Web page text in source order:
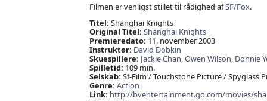
Filmen er venligst stillet til rådighed afSF/Fox.
Titel: Shanghai Knights
Original Titel: Shanghai Knights
Premieredato: 11. november 2003
Instruktør: David Dobkin
Skuespillere: Jackie Chan,Owen Wilson, Donnie
Spilletid: 109 min.
Selskab: Sf-Film / Touchstone Picture / Spyglass
Genre: Action
Link: http://bventertainment.go.com/movies/